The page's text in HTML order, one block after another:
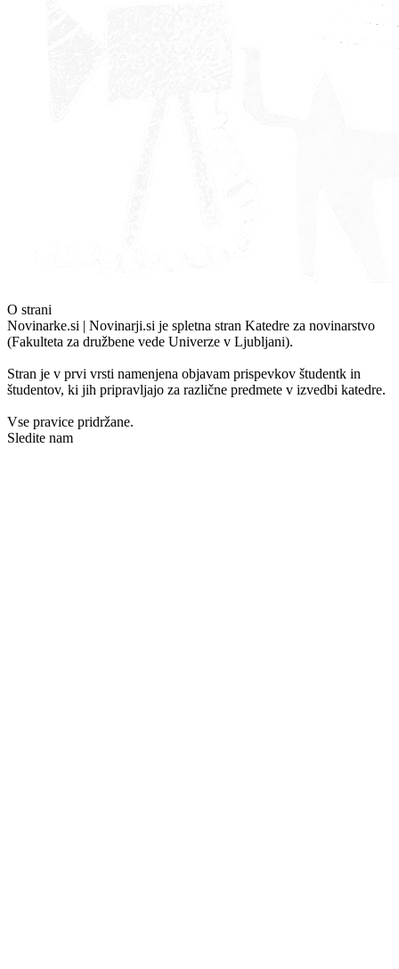
O strani
Novinarke.si | Novinarji.si je spletna stran Katedre za novinarstvo
(Fakulteta za družbene vede Univerze v Ljubljani).
Stran je v prvi vrsti namenjena objavam prispevkov študentk in
študentov, ki jih pripravljajo za različne predmete v izvedbi katedre.
Vse pravice pridržane.
Sledite nam